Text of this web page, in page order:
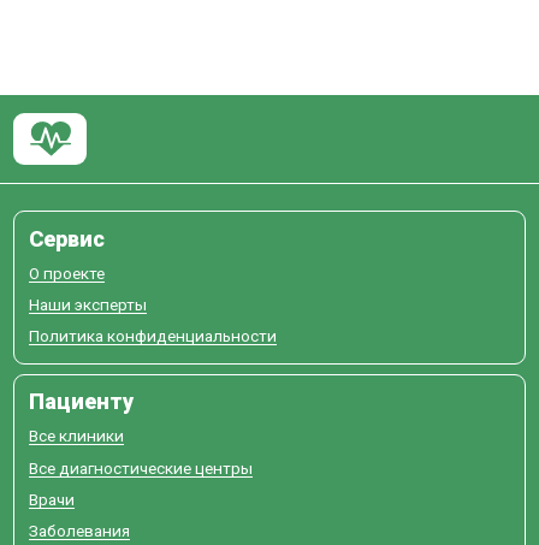
Сервис
О проекте
Наши эксперты
Политика конфиденциальности
Пациенту
Все клиники
Все диагностические центры
Врачи
Заболевания